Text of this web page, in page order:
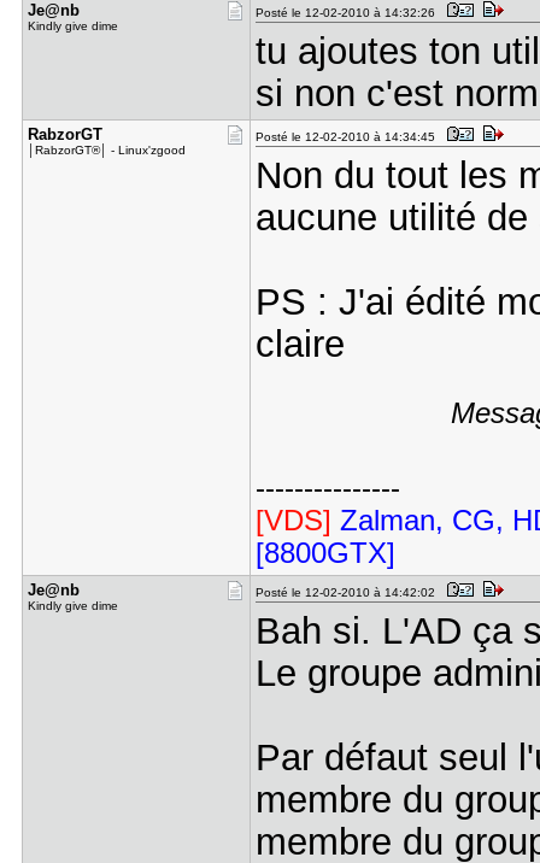
Je@nb
Kindly give dime
Posté le 12-02-2010 à 14:32:26
tu ajoutes ton
si non c'est
RabzorGT
│RabzorGT®│ - Linux'zgood
Posté le 12-02-2010 à 14:34:45
Non du tout les
aucune utilité
PS : J'ai édité
claire
---------------
[VDS] Zalman, CG,
[8800GTX]
Je@nb
Kindly give dime
Posté le 12-02-2010 à 14:42:02
Bah si. L'AD ça
Le groupe
Par défaut seul
membre du
membre du